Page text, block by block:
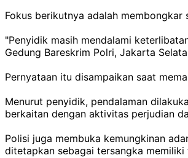
Fokus berikutnya adalah
"Penyidik masih mendalami
Gedung Bareskrim Polri, Jakarta
Pernyataan itu disampaikan saat
Menurut penyidik, pendalaman
berkaitan dengan aktivitas perjudian
Polisi juga membuka kemungkinan
ditetapkan sebagai tersangka